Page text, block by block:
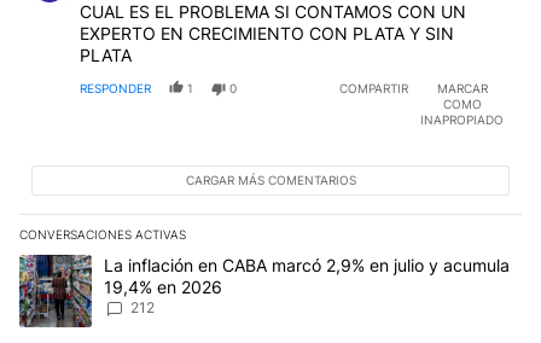
CUAL ES EL PROBLEMA SI CONTAMOS CON UN
EXPERTO EN CRECIMIENTO CON PLATA Y SIN
PLATA
RESPONDER 1 0 COMPARTIR
MARCAR
COMO
INAPROPIADO
CARGAR MÁS COMENTARIOS
CONVERSACIONES ACTIVAS
Este listado muestra los artículos con más comentarios en los
Un artículo de tendencia con el título "La inflación en CABA
La inflación en CABA marcó 2,9% en julio y acumula
19,4% en 2026
212